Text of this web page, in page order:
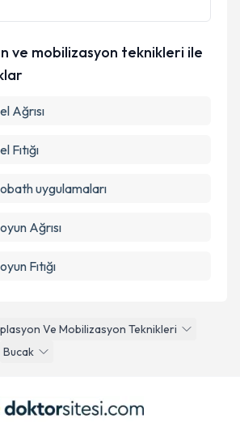
Ve Mobilizasyon Teknikleri
Bucak
ve mobilizasyon teknikleri ile
Ağrısı
Fıtığı
uygulamaları
Ağrısı
Fıtığı